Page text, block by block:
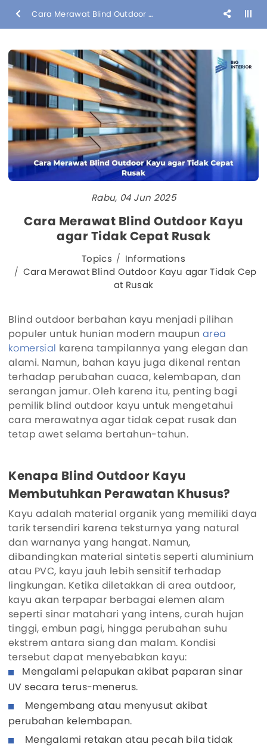
Cara Merawat Blind Outdoor Kayu agar Tidak Cepat Rusak
Rabu, 04 Jun 2025
Cara Merawat Blind Outdoor Kayu
agar Tidak Cepat Rusak
Topics
Informations
Cara Merawat Blind Outdoor Kayu agar Tidak Cep
at Rusak
Blind outdoor berbahan kayu menjadi pilihan
populer untuk hunian modern maupun area
komersial karena tampilannya yang elegan dan
alami. Namun, bahan kayu juga dikenal rentan
terhadap perubahan cuaca, kelembapan, dan
serangan jamur. Oleh karena itu, penting bagi
pemilik blind outdoor kayu untuk mengetahui
cara merawatnya agar tidak cepat rusak dan
tetap awet selama bertahun-tahun.
Kenapa Blind Outdoor Kayu
Membutuhkan Perawatan Khusus?
Kayu adalah material organik yang memiliki daya
tarik tersendiri karena teksturnya yang natural
dan warnanya yang hangat. Namun,
dibandingkan material sintetis seperti aluminium
atau PVC, kayu jauh lebih sensitif terhadap
lingkungan. Ketika diletakkan di area outdoor,
kayu akan terpapar berbagai elemen alam
seperti sinar matahari yang intens, curah hujan
tinggi, embun pagi, hingga perubahan suhu
ekstrem antara siang dan malam. Kondisi
tersebut dapat menyebabkan kayu:
Mengalami pelapukan akibat paparan sinar
UV secara terus-menerus.
Mengembang atau menyusut akibat
perubahan kelembapan.
Mengalami retakan atau pecah bila tidak